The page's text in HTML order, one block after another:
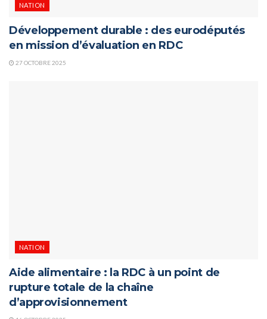
NATION
Développement durable : des eurodéputés
en mission d’évaluation en RDC
27 OCTOBRE 2025
NATION
Aide alimentaire : la RDC à un point de
rupture totale de la chaîne
d’approvisionnement